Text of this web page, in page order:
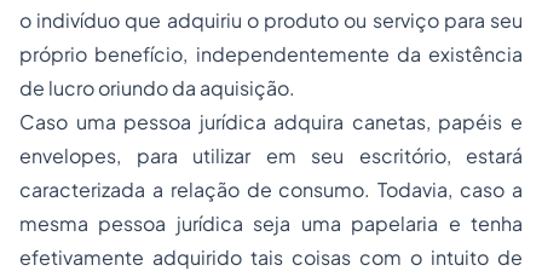
o indivíduo que adquiriu o produto ou serviço para seu
próprio benefício, independentemente da existência
de lucro oriundo da aquisição.
Caso uma pessoa jurídica adquira canetas, papéis e
envelopes, para utilizar em seu escritório, estará
caracterizada a relação de consumo. Todavia, caso a
mesma pessoa jurídica seja uma papelaria e tenha
efetivamente adquirido tais coisas com o intuito de